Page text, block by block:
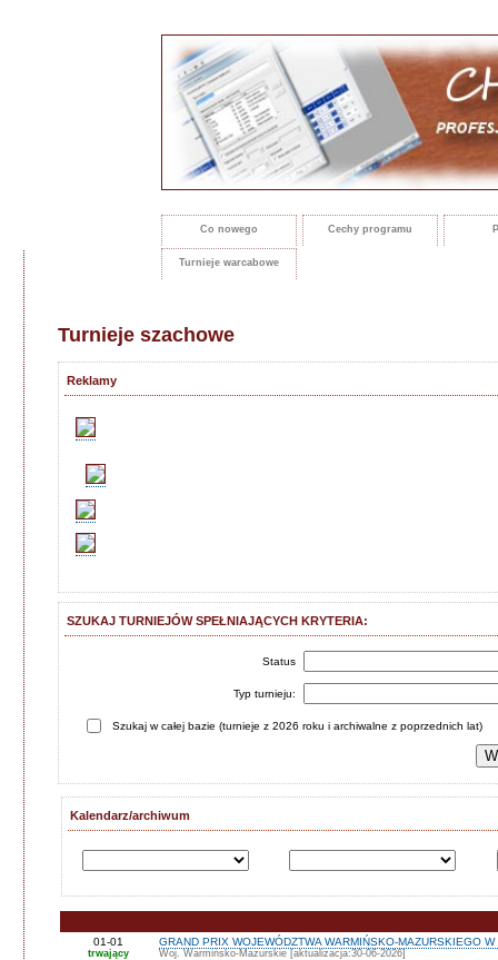
Co nowego Cechy programu
Turnieje warcabowe
Turnieje szachowe
Reklamy
SZUKAJ TURNIEJÓW SPEŁNIAJĄCYCH KRYTERIA:
Status
Typ turnieju:
Szukaj w całej bazie (turnieje z 2026 roku i archiwalne z poprzednich lat)
Kalendarz/archiwum
01-01
trwający
GRAND PRIX WOJEWÓDZTWA WARMIŃSKO-MAZURSKIEGO
Woj. Warmińsko-Mazurskie [aktualizacja:30-06-2026]